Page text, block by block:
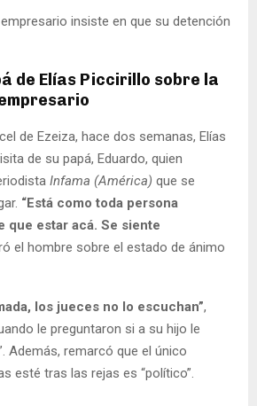
insiste en que su detención
de Elías Piccirillo sobre la
de Ezeiza, hace dos semanas, Elías
de su papá, Eduardo, quien
Infama (América) que se
“Está como toda persona
que estar acá. Se siente
el hombre sobre el estado de ánimo
los jueces no lo escuchan”,
le preguntaron si a su hijo le
Además, remarcó que el único
esté tras las rejas es “político”.